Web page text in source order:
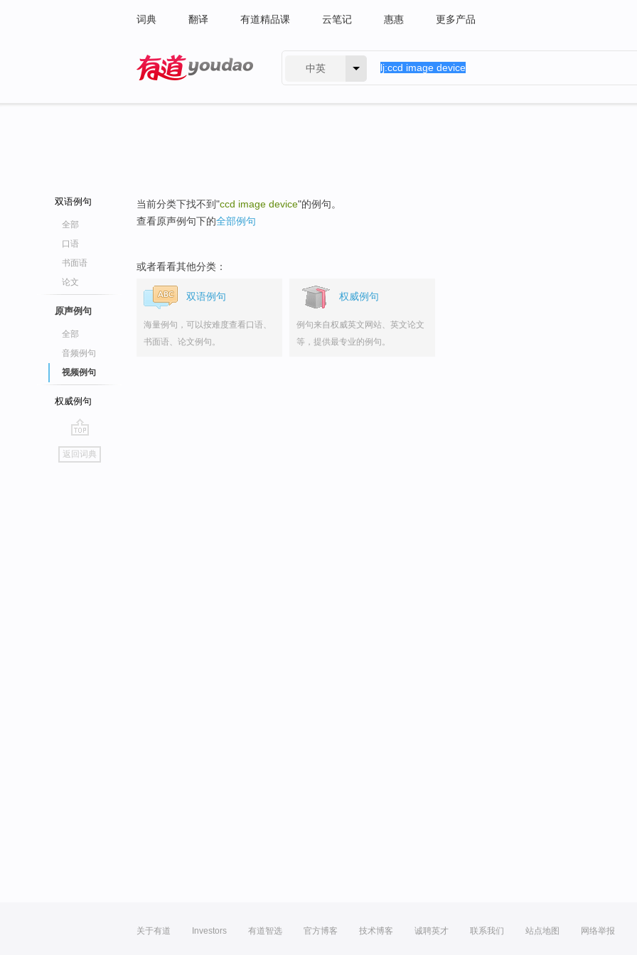
词典 翻译 有道精品课 云笔记 惠惠 更多产品
中英
双语例句
全部
口语
书面语
论文
原声例句
全部
音频例句
视频例句
权威例句
go
top
返回词典
当前分类下找不到"ccd image device"的例句。
查看原声例句下的全部例句
或者看看其他分类：
双语例句
海量例句，可以按难度查看口语、
书面语、论文例句。
权威例句
例句来自权威英文网站、英文论文
等，提供最专业的例句。
关于有道 Investors 有道智选 官方博客 技术博客 诚聘英才 联系我们 站点地图 网络举报